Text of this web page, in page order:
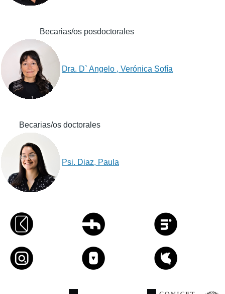
Becarias/os posdoctorales
Dra. D` Angelo , Verónica Sofía
Becarias/os doctorales
Psi. Diaz, Paula